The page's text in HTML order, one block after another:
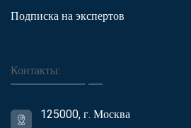
Подписка на экспертов
Контакты:
125000, г. Москва